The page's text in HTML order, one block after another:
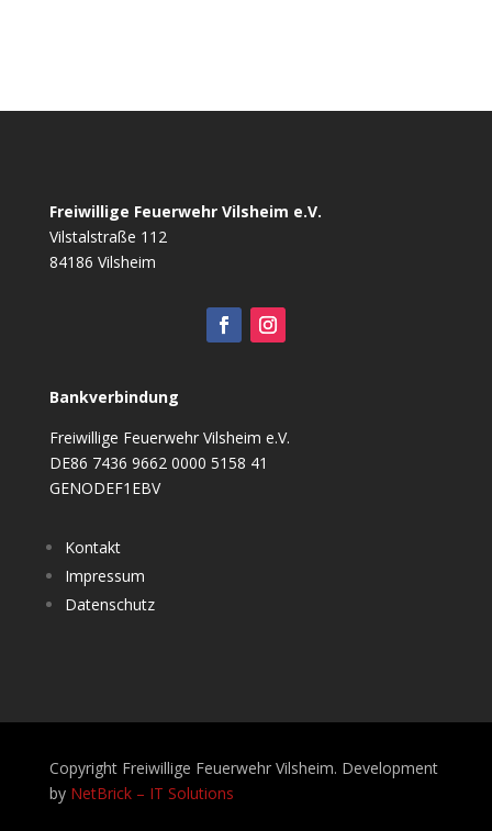
Freiwillige Feuerwehr Vilsheim e.V.
Vilstalstraße 112
84186 Vilsheim
Bankverbindung
Freiwillige Feuerwehr Vilsheim e.V.
DE86 7436 9662 0000 5158 41
GENODEF1EBV
Kontakt
Impressum
Datenschutz
Copyright Freiwillige Feuerwehr Vilsheim. Development
by NetBrick – IT Solutions